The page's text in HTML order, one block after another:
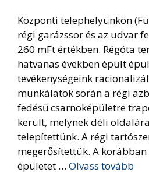
Központi telephelyünkön
régi garázssor és az udvar
260 mFt értékben. Régóta
hatvanas években épült
tevékenységeink
munkálatok során a régi
fedésű csarnoképületre
került, melynek déli
telepítettünk. A régi
megerősítettük. A
épületet … Olvass tovább